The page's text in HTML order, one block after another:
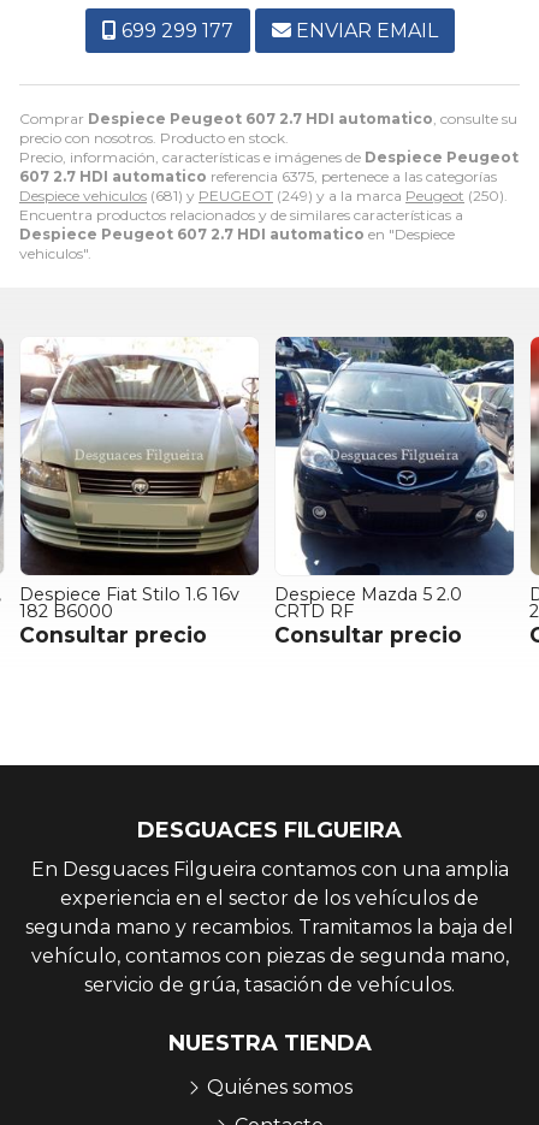
Comprar Despiece Peugeot 607 2.7 HDI automatico , consulte su
precio con nosotros. Producto en stock.
Precio, información, características e imágenes de Despiece Peugeot
607 2.7 HDI automatico referencia 6375, pertenece a las categorías
Despiece vehiculos (681) y PEUGEOT (249) y a la marca Peugeot (250).
Encuentra productos relacionados y de similares características a
Despiece Peugeot 607 2.7 HDI automatico en "Despiece
vehiculos".
699 299 177 ENVIAR EMAIL
Despiece Mazda 5 2.0
CRTD RF
Consultar precio
Despiece Nissan Primastar
2.0 dci 120
Consultar precio
DESGUACES FILGUEIRA
En Desguaces Filgueira contamos con una amplia
experiencia en el sector de los vehículos de
segunda mano y recambios. Tramitamos la baja del
vehículo, contamos con piezas de segunda mano,
servicio de grúa, tasación de vehículos.
NUESTRA TIENDA
Quiénes somos